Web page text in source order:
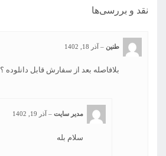
نقد و بررسی‌ها
طنین – آذر 18, 1402
بلافاصله بعد از سفارش قابل دانلوده ؟
مدیر سایت – آذر 19, 1402
سلام بله